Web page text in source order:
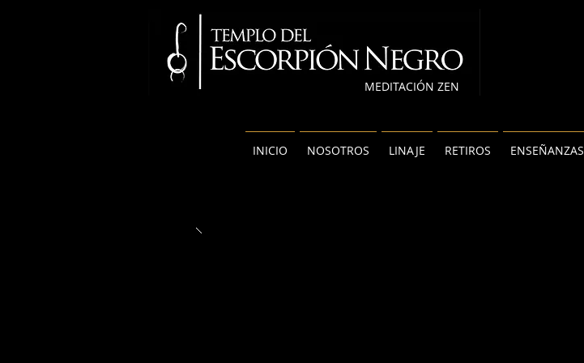
MEDITACIÓN ZEN
INICIO NOSOTROS LINAJE RETIROS ENSEÑANZAS